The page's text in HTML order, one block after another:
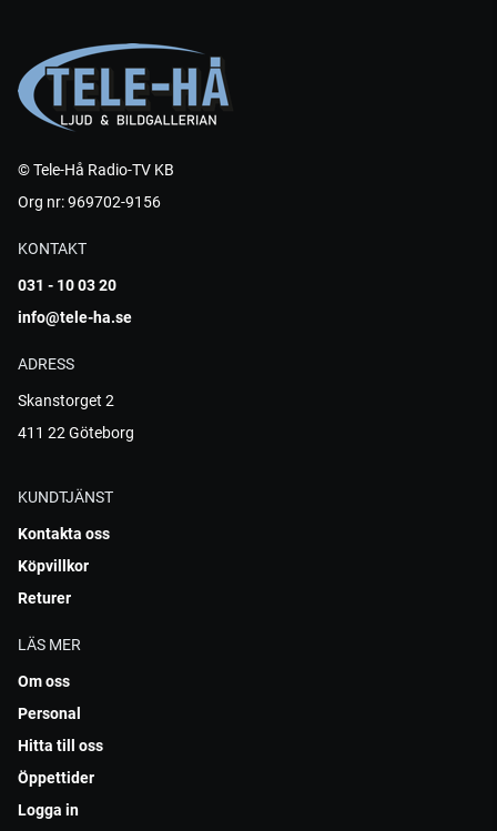
© Tele-Hå Radio-TV KB
Org nr: 969702-9156
KONTAKT
031 - 10 03 20
info@tele-ha.se
ADRESS
Skanstorget 2
411 22 Göteborg
KUNDTJÄNST
Kontakta oss
Köpvillkor
Returer
LÄS MER
Om oss
Personal
Hitta till oss
Öppettider
Logga in